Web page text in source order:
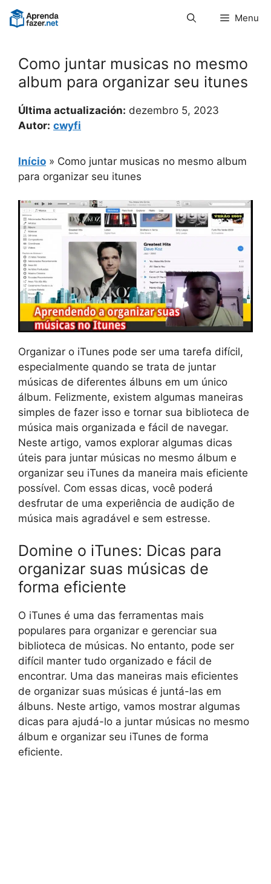
Pular
para
Menu
Como juntar musicas no mesmo
album para organizar seu itunes
Última actualización: dezembro 5, 2023
Autor: cwyfi
Início » Como juntar musicas no mesmo album
para organizar seu itunes
Organizar o iTunes pode ser uma tarefa difícil,
especialmente quando se trata de juntar
músicas de diferentes álbuns em um único
álbum. Felizmente, existem algumas maneiras
simples de fazer isso e tornar sua biblioteca de
música mais organizada e fácil de navegar.
Neste artigo, vamos explorar algumas dicas
úteis para juntar músicas no mesmo álbum e
organizar seu iTunes da maneira mais eficiente
possível. Com essas dicas, você poderá
desfrutar de uma experiência de audição de
música mais agradável e sem estresse.
Domine o iTunes: Dicas para
organizar suas músicas de
forma eficiente
O iTunes é uma das ferramentas mais
populares para organizar e gerenciar sua
biblioteca de músicas. No entanto, pode ser
difícil manter tudo organizado e fácil de
encontrar. Uma das maneiras mais eficientes
de organizar suas músicas é juntá-las em
álbuns. Neste artigo, vamos mostrar algumas
dicas para ajudá-lo a juntar músicas no mesmo
álbum e organizar seu iTunes de forma
eficiente.